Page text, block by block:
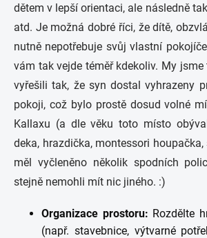
dětem v lepší orientaci, ale následně
atd. Je možná dobré říci, že dítě,
nutně nepotřebuje svůj vlastní
vám tak vejde téměř kdekoliv. My
vyřešili tak, že syn dostal vyhrazeny
pokoji, což bylo prostě dosud volné
Kallaxu (a dle věku toto místo
deka, hrazdička, montessori
měl vyčleněno několik spodních
stejně nemohli mít nic jiného. :)
Organizace prostoru: Rozdělte
(např. stavebnice, výtvarné